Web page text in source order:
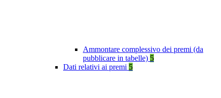
Ammontare complessivo dei premi (da
pubblicare in tabelle) 5
Dati relativi ai premi 5